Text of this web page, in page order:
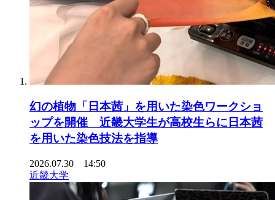
幻の植物「日本茜」を用いた染色ワークショ
ップを開催 近畿大学生が高校生らに日本茜
を用いた染色技法を指導
2026.07.30 14:50
近畿大学